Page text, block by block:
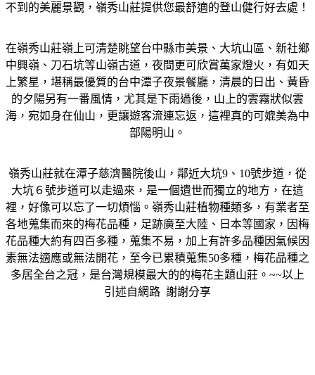
不到的美麗景觀，嶺秀山莊提供您最舒適的登山健行好去處！
在嶺秀山莊嶺上可清楚眺望台中縣市美景、大坑山區、新社鄉
中興嶺、刀石坑等山嶺古道，夜間更可欣賞萬家燈火，有如天
上繁星，堪稱最優質的台中潭子夜景餐廳，清晨的日出、黃昏
的夕陽另有一番風情，尤其是下雨過後，山上的雲霧狀似雲
海，宛如身在仙山，更讓遊客流連忘返，這裡真的可媲美為中
部陽明山。
嶺秀山莊就在潭子慈濟醫院後山，鄰近大坑9、10號步道，從
大坑６號步道可以走過來，是一個遺世而獨立的地方，在這
裡，好像可以忘了一切煩惱。嶺秀山莊植物種類多，有業者至
各地蒐集而來的梅花品種，足跡廣至大陸、日本等國家，因梅
花品種大約有四百多種，蒐集不易，加上有許多品種因氣候因
素無法適應或無法開花，至今已累積蒐集50多種，梅花品種之
多居全台之冠，是台灣規模最大的的梅花主題山莊。~~以上
引述自網路 謝謝分享